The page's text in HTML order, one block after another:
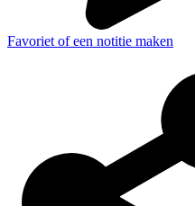
Favoriet of een notitie maken